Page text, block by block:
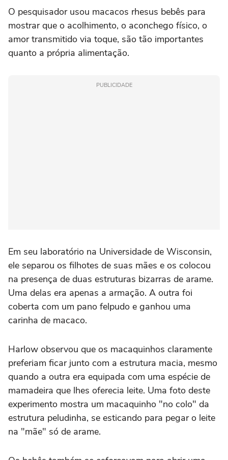
O pesquisador usou macacos rhesus bebês para
mostrar que o acolhimento, o aconchego físico, o
amor transmitido via toque, são tão importantes
quanto a própria alimentação.
PUBLICIDADE
Em seu laboratório na Universidade de Wisconsin,
ele separou os filhotes de suas mães e os colocou
na presença de duas estruturas bizarras de arame.
Uma delas era apenas a armação. A outra foi
coberta com um pano felpudo e ganhou uma
carinha de macaco.
Harlow observou que os macaquinhos claramente
preferiam ficar junto com a estrutura macia, mesmo
quando a outra era equipada com uma espécie de
mamadeira que lhes oferecia leite. Uma foto deste
experimento mostra um macaquinho "no colo" da
estrutura peludinha, se esticando para pegar o leite
na "mãe" só de arame.